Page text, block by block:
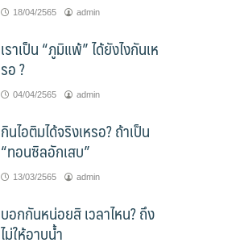
18/04/2565 admin
เราเป็น “ภูมิแพ้” ได้ยังไงกันเห
รอ ?
04/04/2565 admin
กินไอติมได้จริงเหรอ? ถ้าเป็น
“ทอนซิลอักเสบ”
13/03/2565 admin
บอกกันหน่อยสิ เวลาไหน? ถึง
ไม่ให้อาบน้ำ